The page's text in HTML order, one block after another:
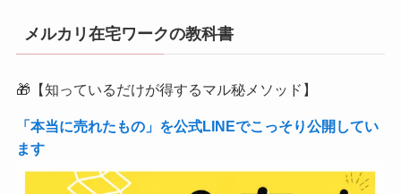
メルカリ在宅ワークの教科書
🎁【知っているだけが得するマル秘メソッド】
「本当に売れたもの」を公式LINEでこっそり公開してい
ます